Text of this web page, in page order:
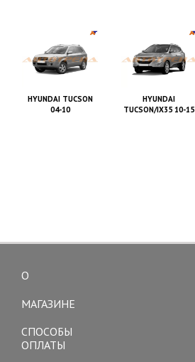
HYUNDAI TUCSON
04-10
HYUNDAI
TUCSON/IX35 10-15
О
МАГАЗИНЕ
СПОСОБЫ
ОПЛАТЫ